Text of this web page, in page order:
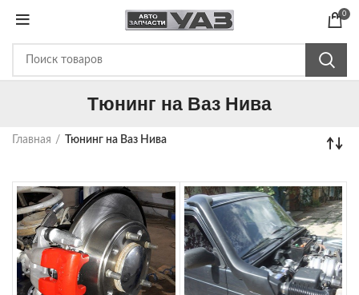
0
Тюнинг на Ваз Нива
Главная Тюнинг на Ваз Нива